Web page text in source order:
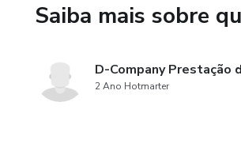
Saiba mais sobre
D-Company Prestação
2 Ano Hotmarter